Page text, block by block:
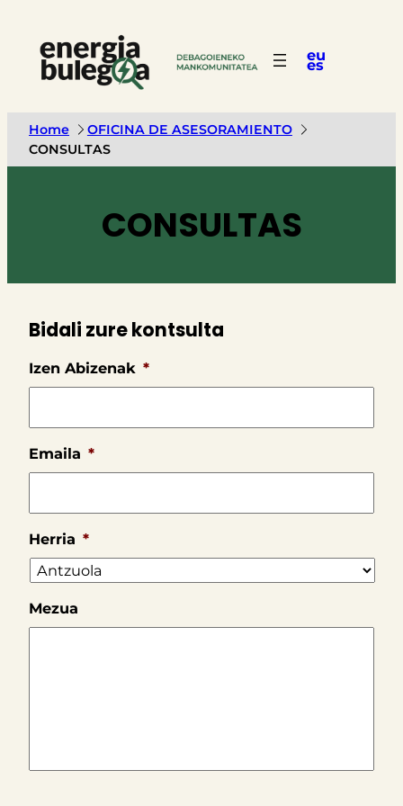
eu
es
Home
OFICINA DE ASESORAMIENTO
CONSULTAS
CONSULTAS
Bidali zure kontsulta
Izen Abizenak *
Emaila *
Herria *
Mezua